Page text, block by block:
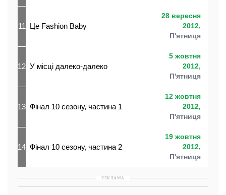
11 Це Fashion Baby
28 вересня
2012,
П'ятниця
12 У місці далеко-далеко
5 жовтня
2012,
П'ятниця
13 Фінал 10 сезону, частина 1
12 жовтня
2012,
П'ятниця
14 Фінал 10 сезону, частина 2
19 жовтня
2012,
П'ятниця
РЕКЛАМА